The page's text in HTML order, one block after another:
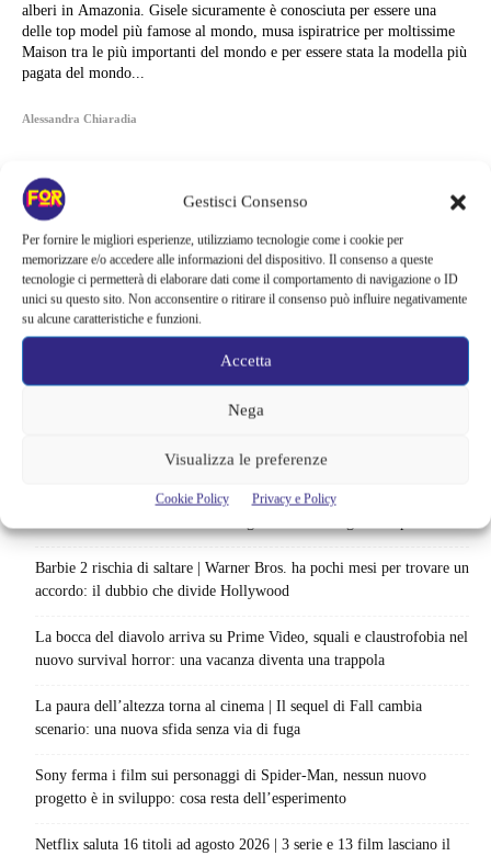
Gestisci Consenso
Per fornire le migliori esperienze, utilizziamo tecnologie come i cookie per
memorizzare e/o accedere alle informazioni del dispositivo. Il consenso a queste
tecnologie ci permetterà di elaborare dati come il comportamento di navigazione o ID
unici su questo sito. Non acconsentire o ritirare il consenso può influire negativamente
su alcune caratteristiche e funzioni.
Accetta
Nega
Visualizza le preferenze
Cookie Policy Privacy e Policy
alberi in Amazonia. Gisele sicuramente è conosciuta per essere una
delle top model più famose al mondo, musa ispiratrice per moltissime
Maison tra le più importanti del mondo e per essere stata la modella più
pagata del mondo...
Alessandra Chiaradia
Spider-Man: Brand New Day riapre una vecchia ferita | Il finale
Barbie 2 rischia di saltare | Warner Bros. ha pochi mesi per trovare un
accordo: il dubbio che divide Hollywood
La bocca del diavolo arriva su Prime Video, squali e claustrofobia nel
nuovo survival horror: una vacanza diventa una trappola
La paura dell’altezza torna al cinema | Il sequel di Fall cambia
scenario: una nuova sfida senza via di fuga
Sony ferma i film sui personaggi di Spider-Man, nessun nuovo
progetto è in sviluppo: cosa resta dell’esperimento
Netflix saluta 16 titoli ad agosto 2026 | 3 serie e 13 film lasciano il